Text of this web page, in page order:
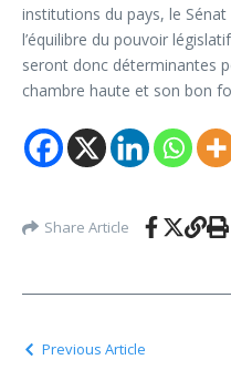
institutions du pays, le
l’équilibre du pouvoir
seront donc déterminantes
chambre haute et son bon
Share Article
Previous Article